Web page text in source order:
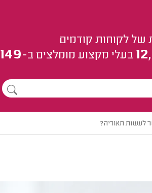
של לקוחות קודמים
בעלי מקצוע מומלצים ב-149
לעשות תאוריה?